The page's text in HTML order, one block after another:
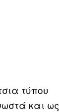
τύπου
και ως